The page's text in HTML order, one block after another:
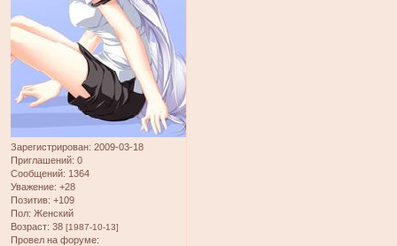
Зарегистрирован: 2009-03-18
Приглашений: 0
Сообщений: 1364
Уважение: +28
Позитив: +109
Пол: Женский
Возраст: 38 [1987-10-13]
Провел на форуме: